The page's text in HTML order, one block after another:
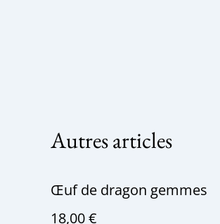
Autres articles
Œuf de dragon gemmes
18,00 €